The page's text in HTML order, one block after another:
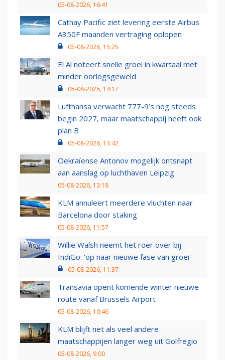
05-08-2026, 16:41
Cathay Pacific ziet levering eerste Airbus
A350F maanden vertraging oplopen
05-08-2026, 15:25
El Al noteert snelle groei in kwartaal met
minder oorlogsgeweld
05-08-2026, 14:17
Lufthansa verwacht 777-9’s nog steeds
begin 2027, maar maatschappij heeft ook
plan B
05-08-2026, 13:42
Oekraïense Antonov mogelijk ontsnapt
aan aanslag op luchthaven Leipzig
05-08-2026, 13:18
KLM annuleert meerdere vluchten naar
Barcelona door staking
05-08-2026, 11:57
Willie Walsh neemt het roer over bij
IndiGo: 'op naar nieuwe fase van groei'
05-08-2026, 11:37
Transavia opent komende winter nieuwe
route vanaf Brussels Airport
05-08-2026, 10:46
KLM blijft net als veel andere
maatschappijen langer weg uit Golfregio
05-08-2026, 9:00